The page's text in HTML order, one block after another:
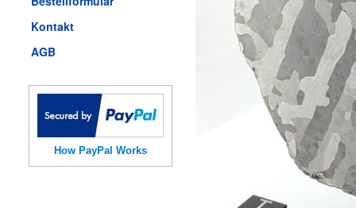
Kontakt
AGB
How PayPal Works